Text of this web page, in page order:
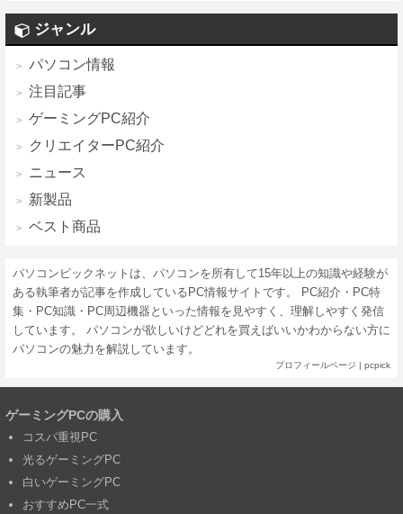
ジャンル
パソコン情報
注目記事
ゲーミングPC紹介
クリエイターPC紹介
ニュース
新製品
ベスト商品
パソコンピックネットは、パソコンを所有して15年以上の知識や経験が
ある執筆者が記事を作成しているPC情報サイトです。 PC紹介・PC特
集・PC知識・PC周辺機器といった情報を見やすく、理解しやすく発信
しています。 パソコンが欲しいけどどれを買えばいいかわからない方に
パソコンの魅力を解説しています。
プロフィールページ | pcpick
ゲーミングPCの購入
コスパ重視PC
光るゲーミングPC
白いゲーミングPC
おすすめPC一式